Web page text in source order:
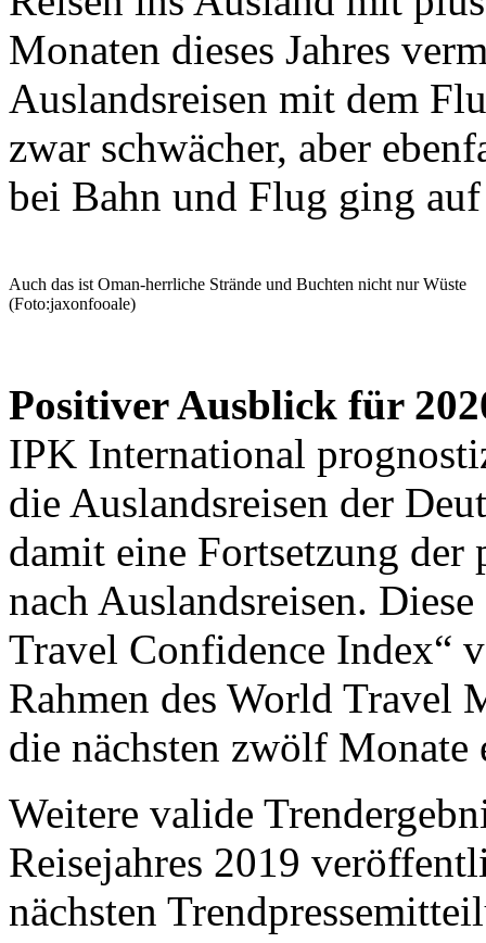
Monaten dieses Jahres
Auslandsreisen mit dem
zwar schwächer, aber
bei Bahn und Flug ging
Auch das ist Oman-herrliche Strände und Buchten nicht nur Wüste
(Foto:jaxonfooale)
Positiver Ausblick für
IPK International
die Auslandsreisen der
damit eine Fortsetzung
nach Auslandsreisen.
Travel Confidence Index“
Rahmen des World Travel
die nächsten zwölf Monate
Weitere valide
Reisejahres 2019
nächsten